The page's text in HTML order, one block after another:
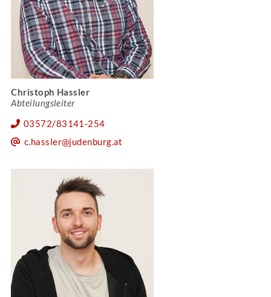
Christoph Hassler
Abteilungsleiter
03572/83141-254
c.hassler@judenburg.at